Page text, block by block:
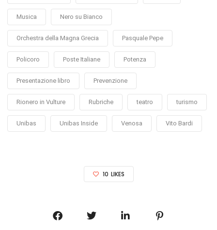
Musica Nero su Bianco
Orchestra della Magna Grecia Pasquale Pepe
Policoro Poste Italiane Potenza
Presentazione libro Prevenzione
Rionero in Vulture Rubriche teatro turismo
Unibas Unibas Inside Venosa Vito Bardi
10 LIKES